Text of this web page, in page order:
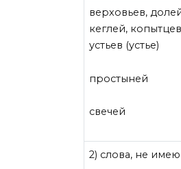
верховьев,
кеглей,
устьев (устье)
простыней
свечей
2) слова, не